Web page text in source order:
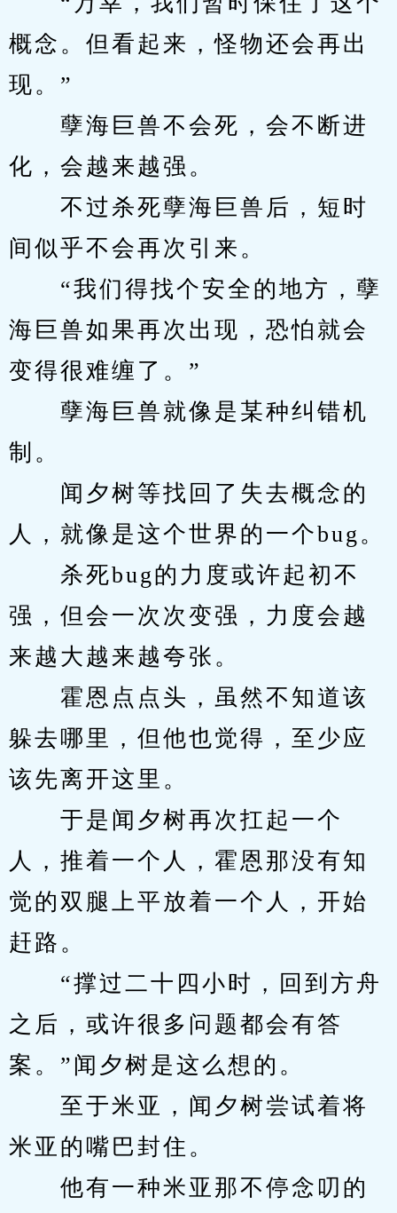
概念。但看起来，怪物还会再出
现。”
孽海巨兽不会死，会不断进
化，会越来越强。
不过杀死孽海巨兽后，短时
间似乎不会再次引来。
“我们得找个安全的地方，孽
海巨兽如果再次出现，恐怕就会
变得很难缠了。”
孽海巨兽就像是某种纠错机
制。
闻夕树等找回了失去概念的
人，就像是这个世界的一个bug。
杀死bug的力度或许起初不
强，但会一次次变强，力度会越
来越大越来越夸张。
霍恩点点头，虽然不知道该
躲去哪里，但他也觉得，至少应
该先离开这里。
于是闻夕树再次扛起一个
人，推着一个人，霍恩那没有知
觉的双腿上平放着一个人，开始
赶路。
“撑过二十四小时，回到方舟
之后，或许很多问题都会有答
案。”闻夕树是这么想的。
至于米亚，闻夕树尝试着将
米亚的嘴巴封住。
他有一种米亚那不停念叨的